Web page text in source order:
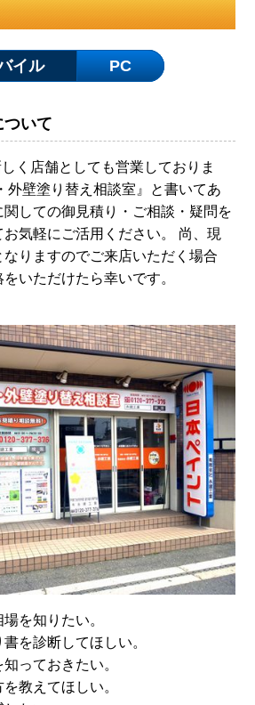
イル PC
ついて
く店舗としても営業しておりま
外壁塗り替え相談室』と書いてあ
関しての御見積り・ご相談・疑問を
気軽にご活用ください。 尚、現
りますのでご来店いただく場合
いただけたら幸いです。
を知りたい。
を診断してほしい。
っておきたい。
教えてほしい。